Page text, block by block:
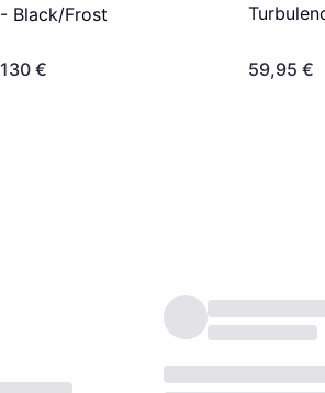
- Black/Frost
130 €
59,95 €